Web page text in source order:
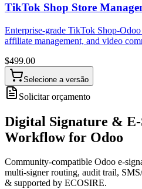
TikTok Shop Store
Enterprise-grade TikTok Shop-
affiliate management, and video
$499.00
Selecione a versão
Solicitar orçamento
Digital Signature &
Workflow for Odoo
Community-compatible Odoo e-
multi-signer routing, audit trail,
& supported by ECOSIRE.